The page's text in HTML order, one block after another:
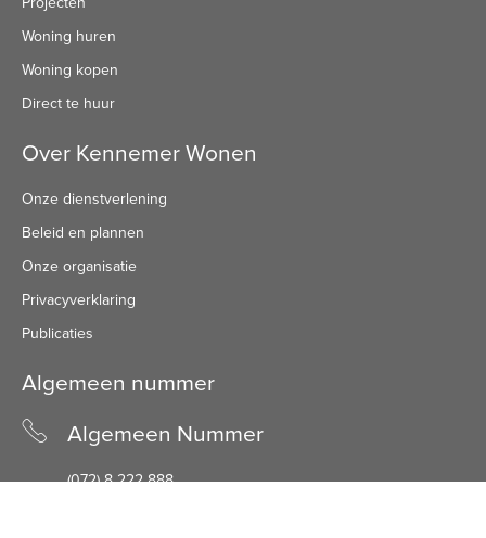
Woning huren
Woning kopen
Direct te huur
Over Kennemer Wonen
Onze dienstverlening
Beleid en plannen
Onze organisatie
Privacyverklaring
Publicaties
Algemeen nummer
Algemeen Nummer
(072) 8 222 888